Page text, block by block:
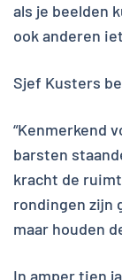
als je beelden
ook anderen
Sjef Kusters
“Kenmerkend
barsten
kracht de
rondingen zijn
maar houden
In amper tien